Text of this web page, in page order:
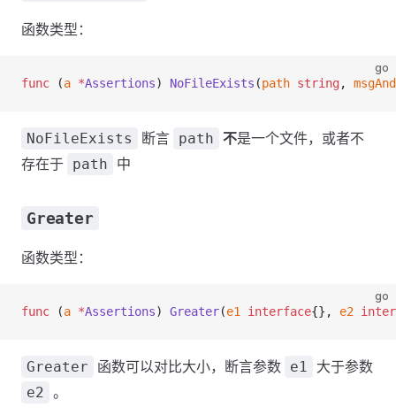
函数类型：
go
func (a *Assertions) NoFileExists (path string,
NoFileExists 断言 path 不是一个文件，或者不
存在于 path 中
Greater
函数类型：
go
func (a *Assertions) Greater(e1 interface{}, e2
Greater 函数可以对比大小，断言参数 e1 大于参数
e2 。